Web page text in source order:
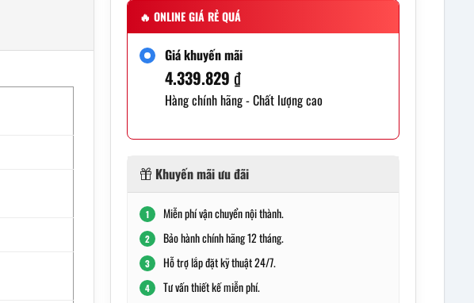
🔥 ONLINE GIÁ RẺ QUÁ
Giá khuyến mãi
4.339.829 ₫
Hàng chính hãng - Chất lượng cao
Khuyến mãi ưu đãi
1 Miễn phí vận chuyển nội thành.
2 Bảo hành chính hãng 12 tháng.
3 Hỗ trợ lắp đặt kỹ thuật 24/7.
4 Tư vấn thiết kế miễn phí.